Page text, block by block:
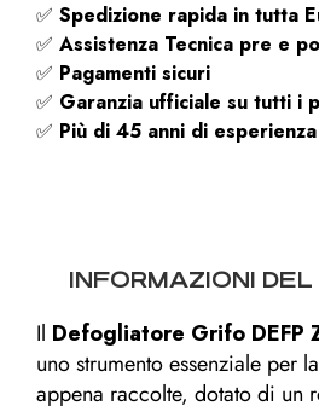
✅ Spedizione rapida in tutta
✅ Assistenza Tecnica pre e
✅ Pagamenti sicuri
✅ Garanzia ufficiale su tutti i
✅ Più di 45 anni di
INFORMAZIONI
Il Defogliatore Grifo DEFP
uno strumento essenziale per
appena raccolte, dotato di un